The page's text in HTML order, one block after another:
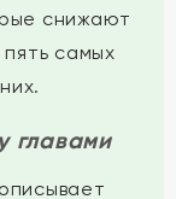
снижают
самых
главами